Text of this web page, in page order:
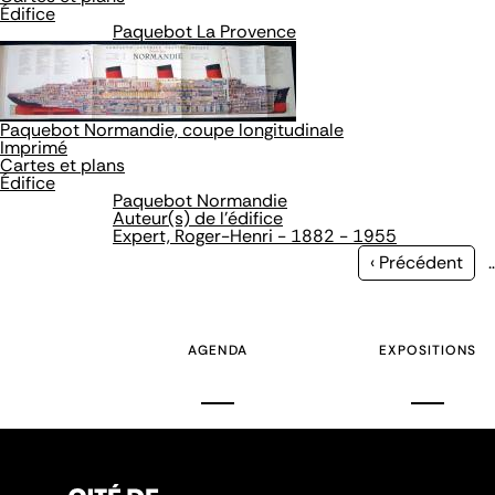
Édifice
Paquebot La Provence
Paquebot Normandie, coupe longitudinale
Imprimé
Cartes et plans
Édifice
Paquebot Normandie
Auteur(s) de l'édifice
Expert, Roger-Henri - 1882 - 1955
Page
‹ Précédent
AGENDA EXPOSITIONS